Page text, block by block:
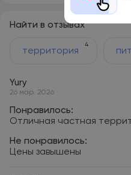
Найти в отзывах
территория
4
Yury
26 мар. 2026
Понравилось:
Отличная частная
Не понравилось:
Цены завышены